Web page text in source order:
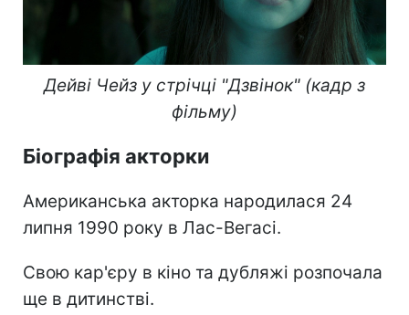
Дейві Чейз у стрічці "Дзвінок" (кадр з
фільму)
Біографія акторки
Американська акторка народилася 24
липня 1990 року в Лас-Вегасі.
Свою кар'єру в кіно та дубляжі розпочала
ще в дитинстві.